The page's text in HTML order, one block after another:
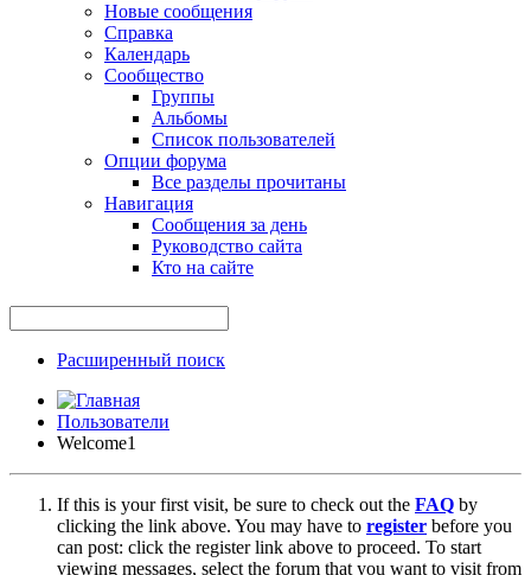
Новые сообщения
Справка
Календарь
Сообщество
Группы
Альбомы
Список пользователей
Опции форума
Все разделы прочитаны
Навигация
Сообщения за день
Руководство сайта
Кто на сайте
Расширенный поиск
Пользователи
Welcome1
If this is your first visit, be sure to check out the FAQ by
clicking the link above. You may have to register before you
can post: click the register link above to proceed. To start
viewing messages, select the forum that you want to visit from